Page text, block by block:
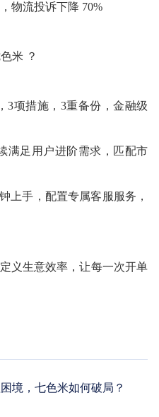
物流投诉下降 70%
米 ？
3项措施，3重备份，金融级
满足用户进阶需求，匹配市
上手 ， 配置专属客服 服务 ，
义生意效率，让每一次开单
境，七色米如何破局？